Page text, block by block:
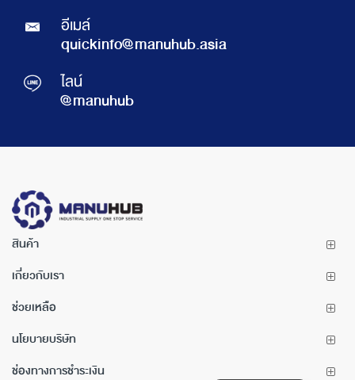
อีเมล์
quickinfo@manuhub.asia
ไลน์
@manuhub
สินค้า
เกี่ยวกับเรา
ช่วยเหลือ
นโยบายบริษัท
ช่องทางการชำระเงิน